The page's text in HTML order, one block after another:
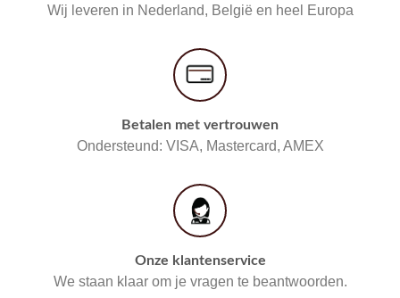
Wij leveren in Nederland, België en heel Europa
Betalen met vertrouwen
Ondersteund: VISA, Mastercard, AMEX
Onze klantenservice
We staan klaar om je vragen te beantwoorden.